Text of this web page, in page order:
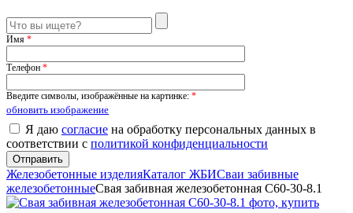
Имя *
Телефон *
Введите символы, изображённые на картинке: *
обновить изображение
Я даю согласие на обработку персональных данных в
соответствии с политикой конфиденциальности
Железобетонные изделияКаталог ЖБИСваи забивные
железобетонныеСвая забивная железобетонная С60-30-8.1